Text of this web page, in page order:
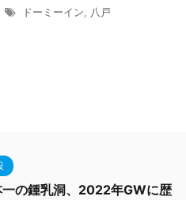
ドーミーイン 八戸
の鍾乳洞、2022年GWに歴